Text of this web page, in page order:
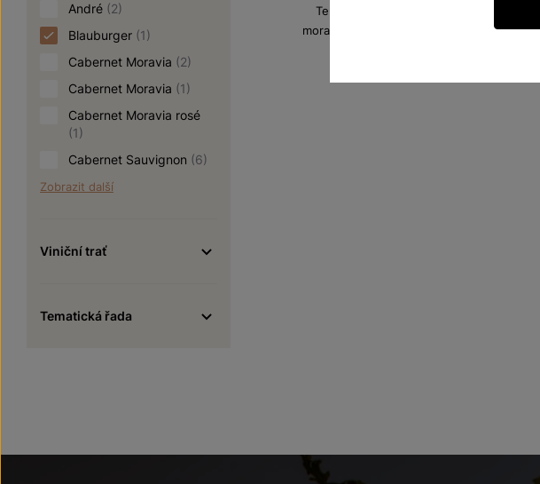
André (2)
Blauburger (1)
Cabernet Moravia (2)
Cabernet Moravia (1)
Cabernet Moravia rosé
(1)
Cabernet Sauvignon (6)
Zobrazit další
Viniční trať
Tematická řada
Terroir - toulky vinicemi
moravské zemské víno 2025